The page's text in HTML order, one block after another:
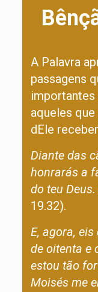
A Palavra
passagens
importantes
aqueles
dEle
Diante das
honrarás a
do teu
19.32).
E, agora, eis
de oitenta e
estou tão
Moisés me